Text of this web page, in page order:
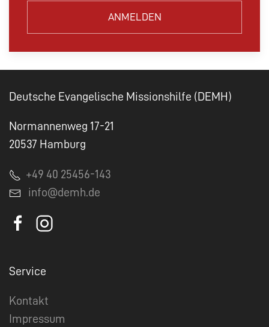
ANMELDEN
Deutsche Evangelische Missionshilfe (DEMH)
Normannenweg 17-21
20537 Hamburg
+49 40 25456-143
info@demh.de
Service
Kontakt
Impressum